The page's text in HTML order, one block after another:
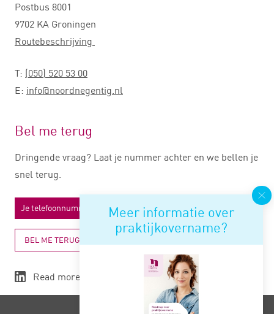
Meer informatie over
praktijkovername?
Postbus 8001
9702 KA Groningen
Routebeschrijving
T: (050) 520 53 00
E: info@noordnegentig.nl
Bel me terug
Dringende vraag? Laat je nummer achter en we bellen je
snel terug.
BEL ME TERUG
Read more